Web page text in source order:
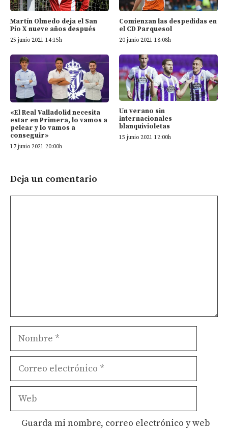
Martín Olmedo deja el San
Pío X nueve años después
25 junio 2021 14:15h
Comienzan las despedidas en
el CD Parquesol
20 junio 2021 18:08h
«El Real Valladolid necesita
estar en Primera, lo vamos a
pelear y lo vamos a
conseguir»
17 junio 2021 20:00h
Un verano sin
internacionales
blanquivioletas
15 junio 2021 12:00h
Deja un comentario
Nombre
Correo
Web
Guarda mi nombre, correo electrónico y web